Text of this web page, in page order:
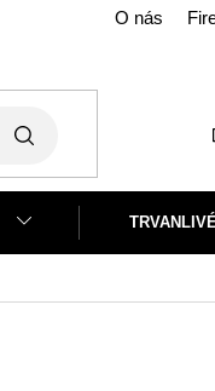
O nás